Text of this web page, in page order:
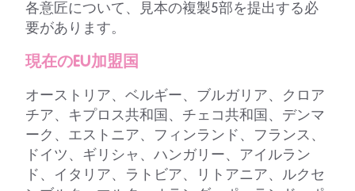
各意匠について、見本の複製5部を提出する必
要があります。
現在のEU加盟国
オーストリア、ベルギー、ブルガリア、クロア
チア、キプロス共和国、チェコ共和国、デンマ
ーク、エストニア、フィンランド、フランス、
ドイツ、ギリシャ、ハンガリー、アイルラン
ド、イタリア、ラトビア、リトアニア、ルクセ